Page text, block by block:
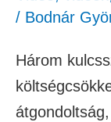
/ Bodnár
Három